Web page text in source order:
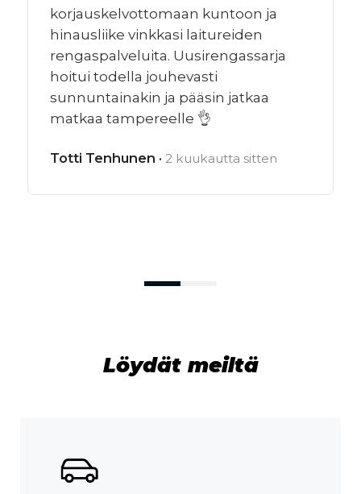
korjauskelvottomaan kuntoon ja
hinausliike vinkkasi laitureiden
rengaspalveluita. Uusirengassarja
hoitui todella jouhevasti
sunnuntainakin ja pääsin jatkaa
matkaa tampereelle 👌
Totti Tenhunen · 2 kuukautta sitten
Löydät meiltä